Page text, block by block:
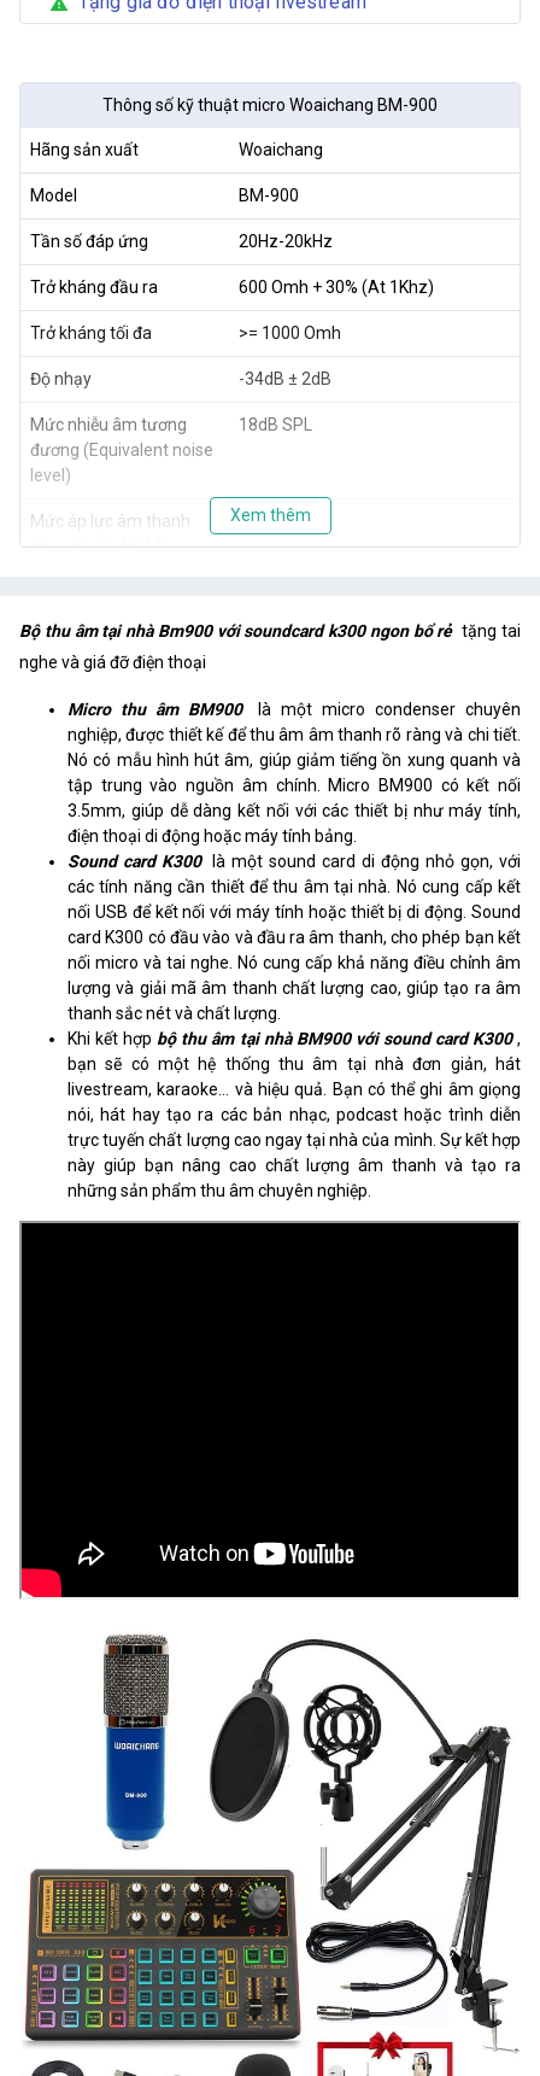
warning
Thông số kỹ thuật micro Woaichang BM-900
Hãng sản xuất Woaichang
Model BM-900
Tần số đáp ứng 20Hz-20kHz
Trở kháng đầu ra 600 Omh + 30% (At 1Khz)
Trở kháng tối đa >= 1000 Omh
Độ nhạy -34dB ± 2dB
Mức nhiễu âm tương
đương (Equivalent noise
level)
18dB SPL
Mức áp lực âm thanh
đầu vào tối đa (Max
150dB
Thương hiệu
Model AQTA K300
Xuất xứ Trung Quốc
Công suất 5W
Nguồn điện DC 5V 2A
Dung lượng pin 1200mAh
Tỷ lệ tín hiệu/độ ồn 106dB
Hiệu ứng 16 hiệu ứng âm thanh sinh động
Độ phân giải ghi
16bit/48kHz, 90dB signal to noise
ratio
Độ phân giải phát
16bit/48kHz, 100dB signal to noise
ratio
Xem thêm
Bộ thu âm tại nhà Bm900 với soundcard k300 ngon bổ rẻ tặng tai
nghe và giá đỡ điện thoại
Micro thu âm BM900
là một micro condenser chuyên
nghiệp, được thiết kế để thu âm âm thanh rõ ràng và chi tiết.
Nó có mẫu hình hút âm, giúp giảm tiếng ồn xung quanh và
tập trung vào nguồn âm chính. Micro BM900 có kết nối
3.5mm, giúp dễ dàng kết nối với các thiết bị như máy tính,
điện thoại di động hoặc máy tính bảng.
Sound card K300
là một sound card di động nhỏ gọn, với
các tính năng cần thiết để thu âm tại nhà. Nó cung cấp kết
nối USB để kết nối với máy tính hoặc thiết bị di động. Sound
card K300 có đầu vào và đầu ra âm thanh, cho phép bạn kết
nối micro và tai nghe. Nó cung cấp khả năng điều chỉnh âm
lượng và giải mã âm thanh chất lượng cao, giúp tạo ra âm
thanh sắc nét và chất lượng.
Khi kết hợp bộ thu âm tại nhà BM900 với sound card K300 ,
bạn sẽ có một hệ thống thu âm tại nhà đơn giản, hát
livestream, karaoke... và hiệu quả. Bạn có thể ghi âm giọng
nói, hát hay tạo ra các bản nhạc, podcast hoặc trình diễn
trực tuyến chất lượng cao ngay tại nhà của mình. Sự kết hợp
này giúp bạn nâng cao chất lượng âm thanh và tạo ra
những sản phẩm thu âm chuyên nghiệp.